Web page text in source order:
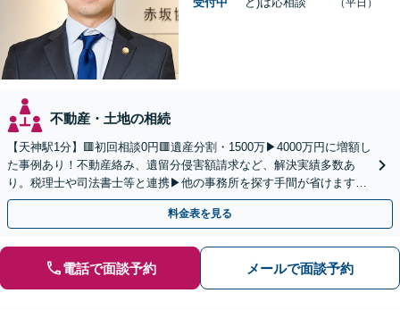
（平日）
不動産・土地の相続
【天神駅1分】🟥初回相談0円🟥遺産分割・1500万▶4000万円に増額し
た事例あり！不動産絡み、遺留分侵害額請求など、解決実績多数あ
り。税理士や司法書士等と連携▶他の事務所を探す手間が省けます！
不動産会社と連携し無料査定&財産調査も◎
料金表を見る
電話で面談予約 メールで面談予約